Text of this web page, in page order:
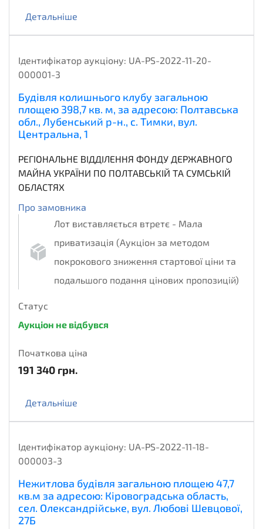
Детальніше
Ідентифікатор аукціону: UA-PS-2022-11-20-
000001-3
Будівля колишнього клубу загальною
площею 398,7 кв. м, за адресою: Полтавська
обл., Лубенський р-н., с. Тимки, вул.
Центральна, 1
РЕГІОНАЛЬНЕ ВІДДІЛЕННЯ ФОНДУ ДЕРЖАВНОГО
МАЙНА УКРАЇНИ ПО ПОЛТАВСЬКІЙ ТА СУМСЬКІЙ
ОБЛАСТЯХ
Про замовника
Лот виставляється втретє - Мала
приватизація (Аукціон за методом
покрокового зниження стартової ціни та
подальшого подання цінових пропозицій)
Статус
Аукціон не відбувся
Початкова ціна
191 340 грн.
Детальніше
Ідентифікатор аукціону: UA-PS-2022-11-18-
000003-3
Нежитлова будівля загальною площею 47,7
кв.м за адресою: Кіровоградська область,
сел. Олександрійське, вул. Любові Шевцової,
27Б